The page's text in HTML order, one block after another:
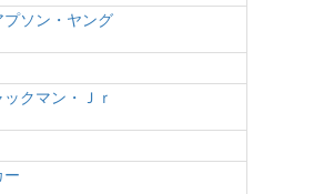
ソン・ヤング
クマン・Ｊｒ
ー